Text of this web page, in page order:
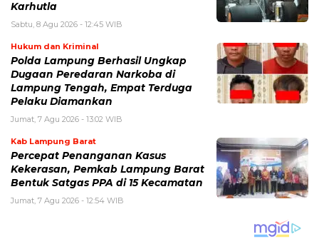
Karhutla
Sabtu, 8 Agu 2026 - 12:45 WIB
Hukum dan Kriminal
Polda Lampung Berhasil Ungkap
Dugaan Peredaran Narkoba di
Lampung Tengah, Empat Terduga
Pelaku Diamankan
Jumat, 7 Agu 2026 - 13:02 WIB
Kab Lampung Barat
Percepat Penanganan Kasus
Kekerasan, Pemkab Lampung Barat
Bentuk Satgas PPA di 15 Kecamatan
Jumat, 7 Agu 2026 - 12:54 WIB